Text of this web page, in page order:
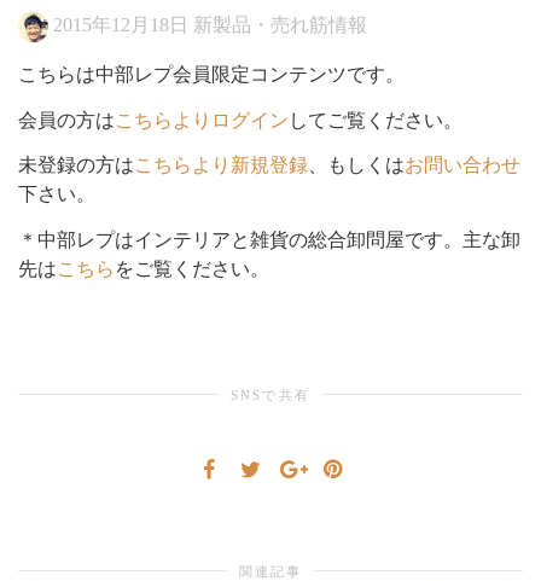
ョ
2015年12月18日 新製品・売れ筋情報
こちらは中部レプ会員限定コンテンツです。
会員の方はこちらよりログイン してご覧ください。
未登録の方はこちらより新規登録、もしくはお問い合わせ
下さい。
＊中部レプはインテリアと雑貨の総合卸問屋です。主な卸
先はこちら をご覧ください。
SNSで共有
関連記事